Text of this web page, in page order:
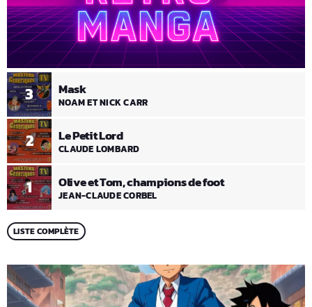
1 Olive et Tom, champions de foot
JEAN-CLAUDE CORBEL
2 Le Petit Lord
CLAUDE LOMBARD
3 Mask
NOAM ET NICK CARR
LISTE COMPLÈTE